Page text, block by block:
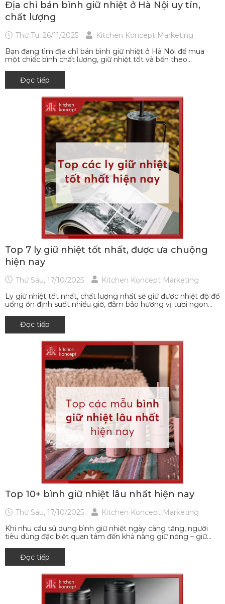
Địa chỉ bán bình giữ nhiệt ở Hà Nội uy tín,
chất lượng
Thứ Tư, 26/11/2025
Kitchen Koncept Marketing
Bạn đang tìm địa chỉ bán bình giữ nhiệt ở Hà Nội để mua
một chiếc bình chất lượng, giữ nhiệt tốt và bền theo...
Đọc tiếp
Top 7 ly giữ nhiệt tốt nhất, được ưa chuộng
hiện nay
Thứ Sáu, 17/10/2025
Kitchen Koncept Marketing
Ly giữ nhiệt tốt nhất, chất lượng nhất sẽ giữ được nhiệt độ đồ
uống ổn định suốt nhiều giờ, đảm bảo hương vị tươi ngon...
Đọc tiếp
Top 10+ bình giữ nhiệt lâu nhất hiện nay
Thứ Sáu, 17/10/2025
Kitchen Koncept Marketing
Khi nhu cầu sử dụng bình giữ nhiệt ngày càng tăng, người
tiêu dùng đặc biệt quan tâm đến khả năng giữ nóng – giữ...
Đọc tiếp